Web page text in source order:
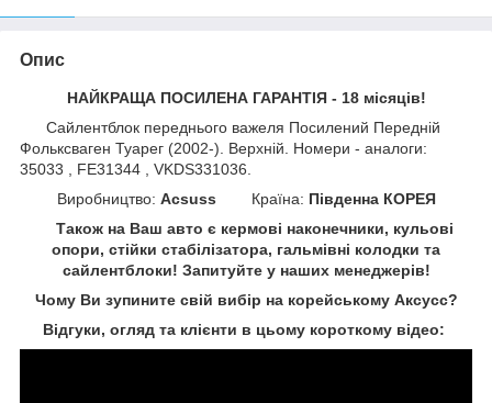
Опис
НАЙКРАЩА ПОСИЛЕНА ГАРАНТІЯ - 18 місяців!
Сайлентблок переднього важеля Посилений Передній
Фольксваген Туарег (2002-). Верхній. Номери - аналоги:
35033 , FE31344 , VKDS331036.
Виробництво: Acsuss Країна: Південна КОРЕЯ
Також на Ваш авто є кермові наконечники, кульові
опори, стійки стабілізатора, гальмівні колодки та
сайлентблоки! Запитуйте у наших менеджерів!
Чому Ви зупините свій вибір на корейському Аксусс?
Відгуки, огляд та клієнти в цьому короткому відео: